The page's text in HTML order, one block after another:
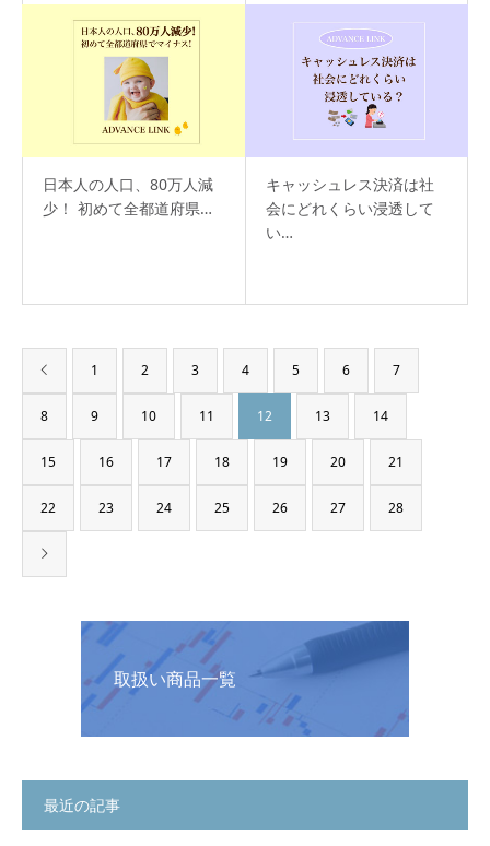
日本人の人口、80万人減
少！ 初めて全都道府県…
キャッシュレス決済は社
会にどれくらい浸透して
い…
1 2 3 4 5 6 7
8 9 10 11 12 13 14
15 16 17 18 19 20 21
22 23 24 25 26 27 28
取扱い商品一覧
最近の記事